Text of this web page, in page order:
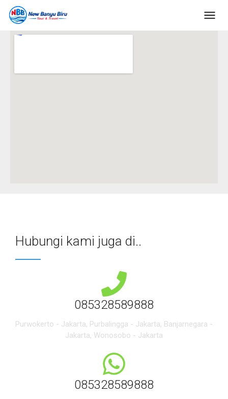
Hubungi kami juga di..
085328589888
Purwokerto - Jakarta, Purbalingga - Jakarta, Banjarnegara -
Jakarta, Wonosobo - Jakarta
085328589888